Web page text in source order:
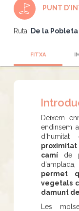
PUNT
Ruta: De la
FITXA
Deixem
endinsem
camí de
permet
vegetals
damunt
Les